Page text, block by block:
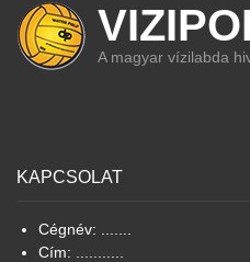
A magyar vízilabda
KAPCSOLAT
Cégnév: .......
Cím: ...........